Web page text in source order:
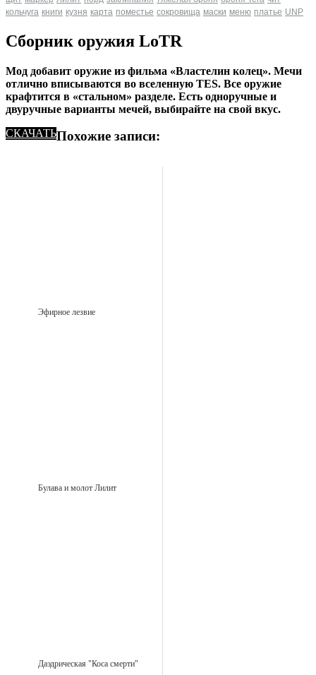
кольчуга книги кузня карта поместье сокровища маски меню платье UNP
Сборник оружия LoTR
Мод добавит оружие из фильма «Властелин колец». Мечи
отлично вписываются во вселенную TES. Все оружие
крафтится в «стальном» разделе. Есть одноручные и
двуручные варианты мечей, выбирайте на свой вкус.
СКАЧАТЬПохожие записи:
Эфирное лезвие
Булава и молот Лилит
Даэдрическая "Коса смерти"